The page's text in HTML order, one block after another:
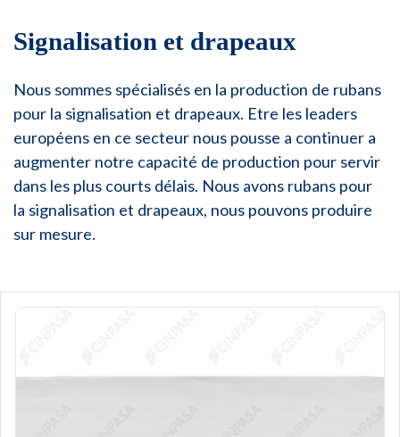
Signalisation et drapeaux
Nous sommes spécialisés en la production de rubans
pour la signalisation et drapeaux. Etre les leaders
européens en ce secteur nous pousse a continuer a
augmenter notre capacité de production pour servir
dans les plus courts délais. Nous avons rubans pour
la signalisation et drapeaux, nous pouvons produire
sur mesure.